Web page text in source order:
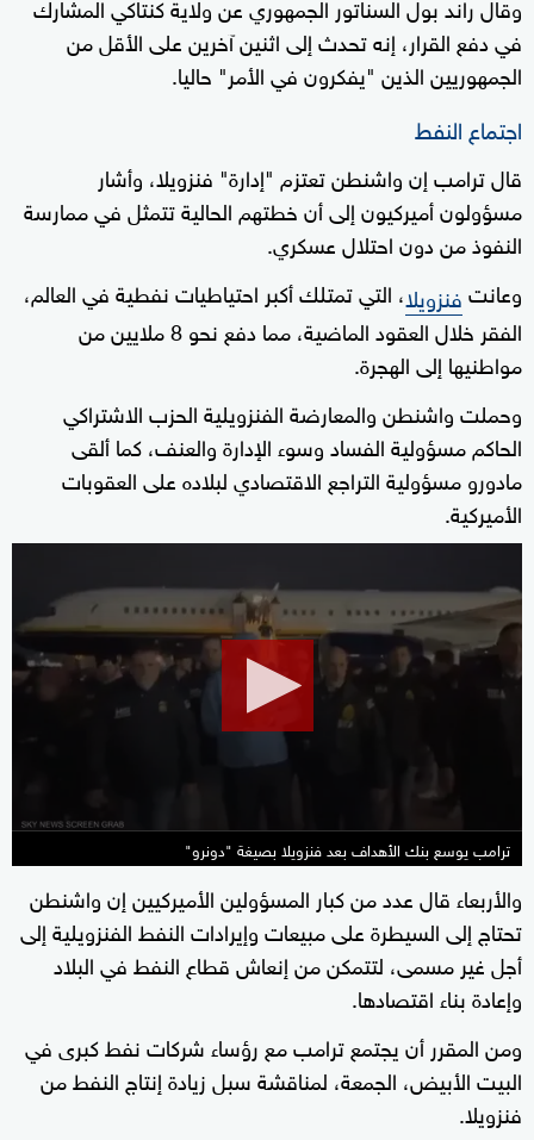
في دفع القرار، إنه تحدث إلى اثنين آخرين على الأقل من
الجمهوريين الذين "يفكرون في الأمر" حاليا.
اجتماع النفط
قال ترامب إن واشنطن تعتزم "إدارة" فنزويلا، وأشار
مسؤولون أميركيون ‌إلى أن خطتهم الحالية تتمثل في ممارسة
النفوذ من دون احتلال عسكري.
وعانتفنزويلا، التي تمتلك أكبر احتياطيات نفطية في العالم،
الفقر خلال العقود الماضية، مما دفع نحو 8 ملايين من
مواطنيها إلى الهجرة.
وحملت واشنطن والمعارضة الفنزويلية الحزب الاشتراكي
الحاكم مسؤولية الفساد وسوء الإدارة والعنف، كما ألقى
مادورو مسؤولية التراجع الاقتصادي لبلاده على العقوبات
الأميركية.
minutes,
ترامب يوسع بنك الأهداف بعد فنزويلا بصيغة "دونرو"
والأربعاء قال عدد من كبار المسؤولين الأميركيين إن واشنطن
تحتاج إلى السيطرة على مبيعات وإيرادات النفط الفنزويلية إلى
أجل غير مسمى، لتتمكن من إنعاش قطاع النفط في البلاد
وإعادة بناء اقتصادها.
ومن المقرر أن يجتمع ترامب مع رؤساء شركات نفط كبرى في
البيت الأبيض، الجمعة، لمناقشة سبل زيادة إنتاج النفط من
فنزويلا.